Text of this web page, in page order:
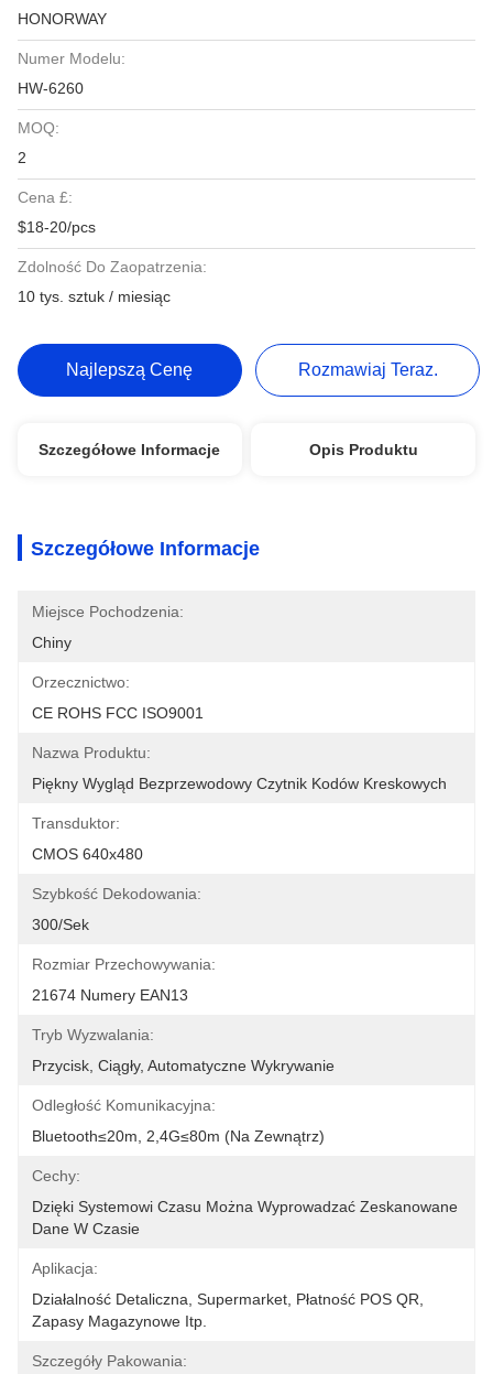
HONORWAY
Numer Modelu:
HW-6260
MOQ:
2
Cena £:
$18-20/pcs
Zdolność Do Zaopatrzenia:
10 tys. sztuk / miesiąc
Najlepszą Cenę Rozmawiaj Teraz.
Szczegółowe Informacje Opis Produktu
Szczegółowe Informacje
Miejsce Pochodzenia:
Chiny
Orzecznictwo:
CE ROHS FCC ISO9001
Nazwa Produktu:
Piękny Wygląd Bezprzewodowy Czytnik Kodów Kreskowych
Transduktor:
CMOS 640x480
Szybkość Dekodowania:
300/sek
Rozmiar Przechowywania:
21674 Numery EAN13
Tryb Wyzwalania:
Przycisk, Ciągły, Automatyczne Wykrywanie
Odległość Komunikacyjna:
Bluetooth≤20m, 2,4G≤80m (na Zewnątrz)
Cechy:
Dzięki Systemowi Czasu Można Wyprowadzać Zeskanowane
Dane W Czasie
Aplikacja:
Działalność Detaliczna, Supermarket, Płatność POS QR,
Zapasy Magazynowe Itp.
Szczegóły Pakowania: